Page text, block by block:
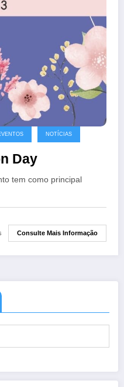
NOTÍCIAS
Day
tem como principal
Consulte Mais Informação